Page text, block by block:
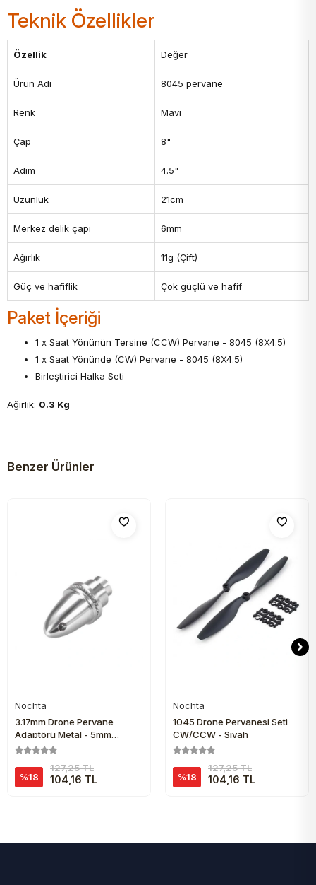
Teknik Özellikler
Özellik Değer
Ürün Adı 8045 pervane
Renk Mavi
Çap 8"
Adım 4.5"
Uzunluk 21cm
Merkez delik çapı 6mm
Ağırlık 11g (Çift)
Güç ve hafiflik Çok güçlü ve hafif
Paket İçeriği
1 x Saat Yönünün Tersine (CCW) Pervane - 8045 (8X4.5)
1 x Saat Yönünde (CW) Pervane - 8045 (8X4.5)
Birleştirici Halka Seti
Ağırlık: 0.3 Kg
Benzer Ürünler
Nochta
3.17mm Drone Pervane
Adaptörü Metal - 5mm
Pervane Uyumlu
%18
127,25 TL
104,16 TL
Nochta
1045 Drone Pervanesi Seti
CW/CCW - Siyah
%18
127,25 TL
104,16 TL